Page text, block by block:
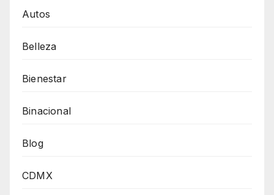
Autos
Belleza
Bienestar
Binacional
Blog
CDMX